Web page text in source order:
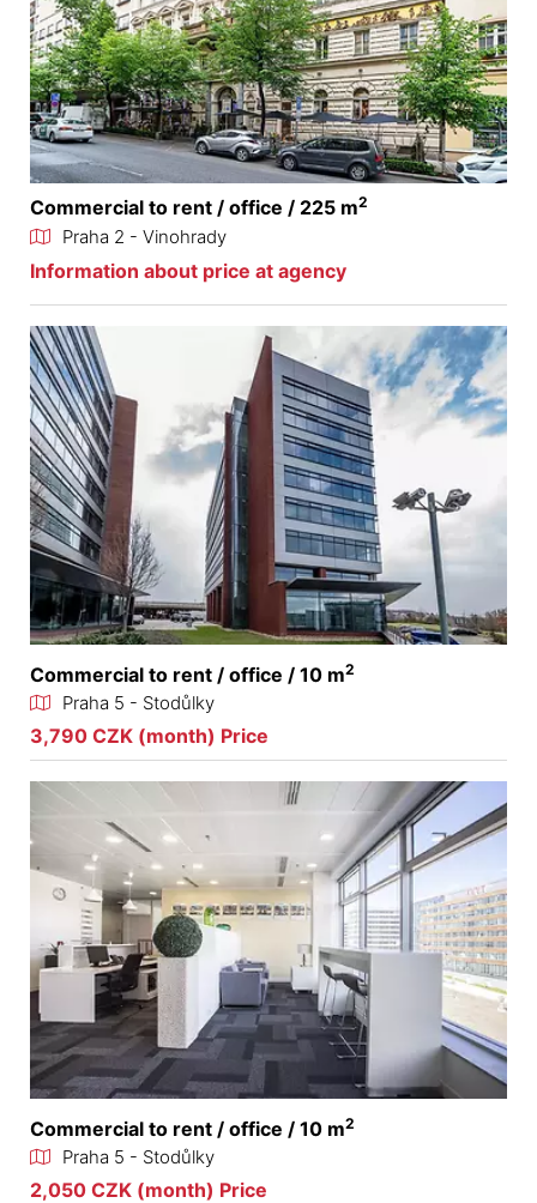
Commercial to rent / office / 225 m2
Praha 2 - Vinohrady
Information about price at agency
Commercial to rent / office / 10 m2
Praha 5 - Stodůlky
3,790 CZK (month) Price
Commercial to rent / office / 10 m2
Praha 5 - Stodůlky
2,050 CZK (month) Price